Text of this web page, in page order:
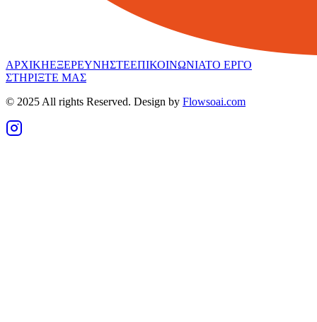
ΑΡΧΙΚΗΕΞΕΡΕΥΝΗΣΤΕΕΠΙΚΟΙΝΩΝΙΑΤΟ ΕΡΓΟ
ΣΤΗΡΙΞΤΕ ΜΑΣ
© 2025 All rights Reserved. Design by Flowsoai.com